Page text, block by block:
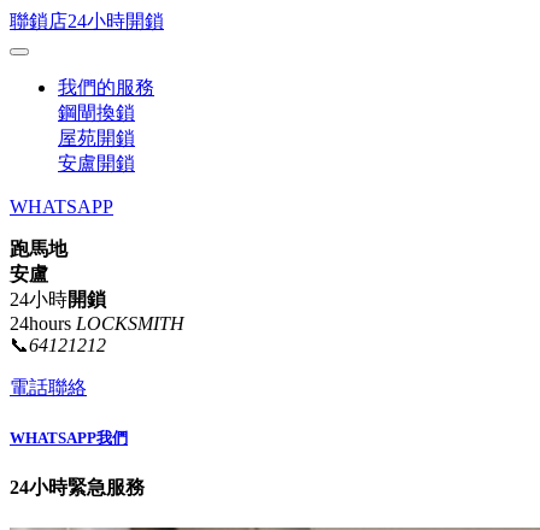
聯鎖店24小時開鎖
我們的服務
鋼閘換鎖
屋苑開鎖
安盧開鎖
WHATSAPP
跑馬地
安盧
24小時開鎖
24hours LOCKSMITH
📞64121212
電話聯絡
WHATSAPP我們
24小時緊急服務